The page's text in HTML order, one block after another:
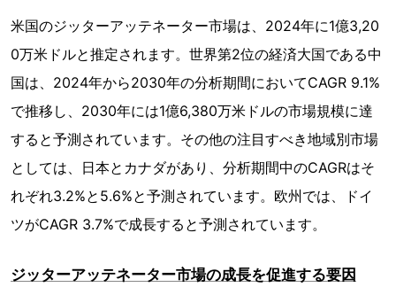
米国のジッターアッテネーター市場は、2024年に1億3,20
0万米ドルと推定されます。世界第2位の経済大国である中
国は、2024年から2030年の分析期間においてCAGR 9.1%
で推移し、2030年には1億6,380万米ドルの市場規模に達
すると予測されています。その他の注目すべき地域別市場
としては、日本とカナダがあり、分析期間中のCAGRはそ
れぞれ3.2%と5.6%と予測されています。欧州では、ドイ
ツがCAGR 3.7%で成長すると予測されています。
ジッターアッテネーター市場の成長を促進する要因